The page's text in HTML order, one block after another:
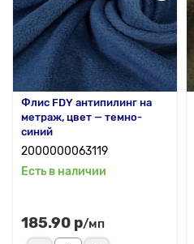
Флис FDY антипилинг на
метраж, цвет — темно-
синий
2000000063119
Есть в наличии
185.90 р/мп